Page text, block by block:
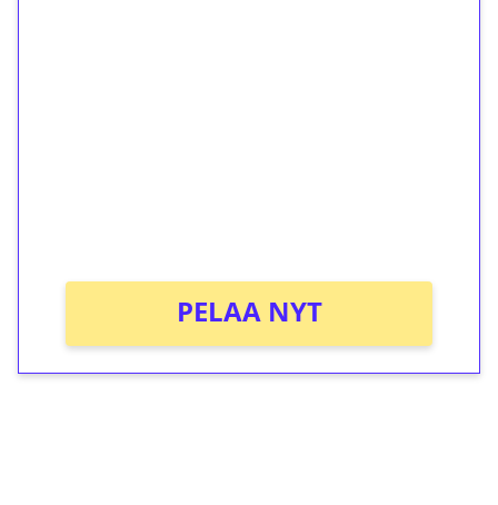
PELAA NYT